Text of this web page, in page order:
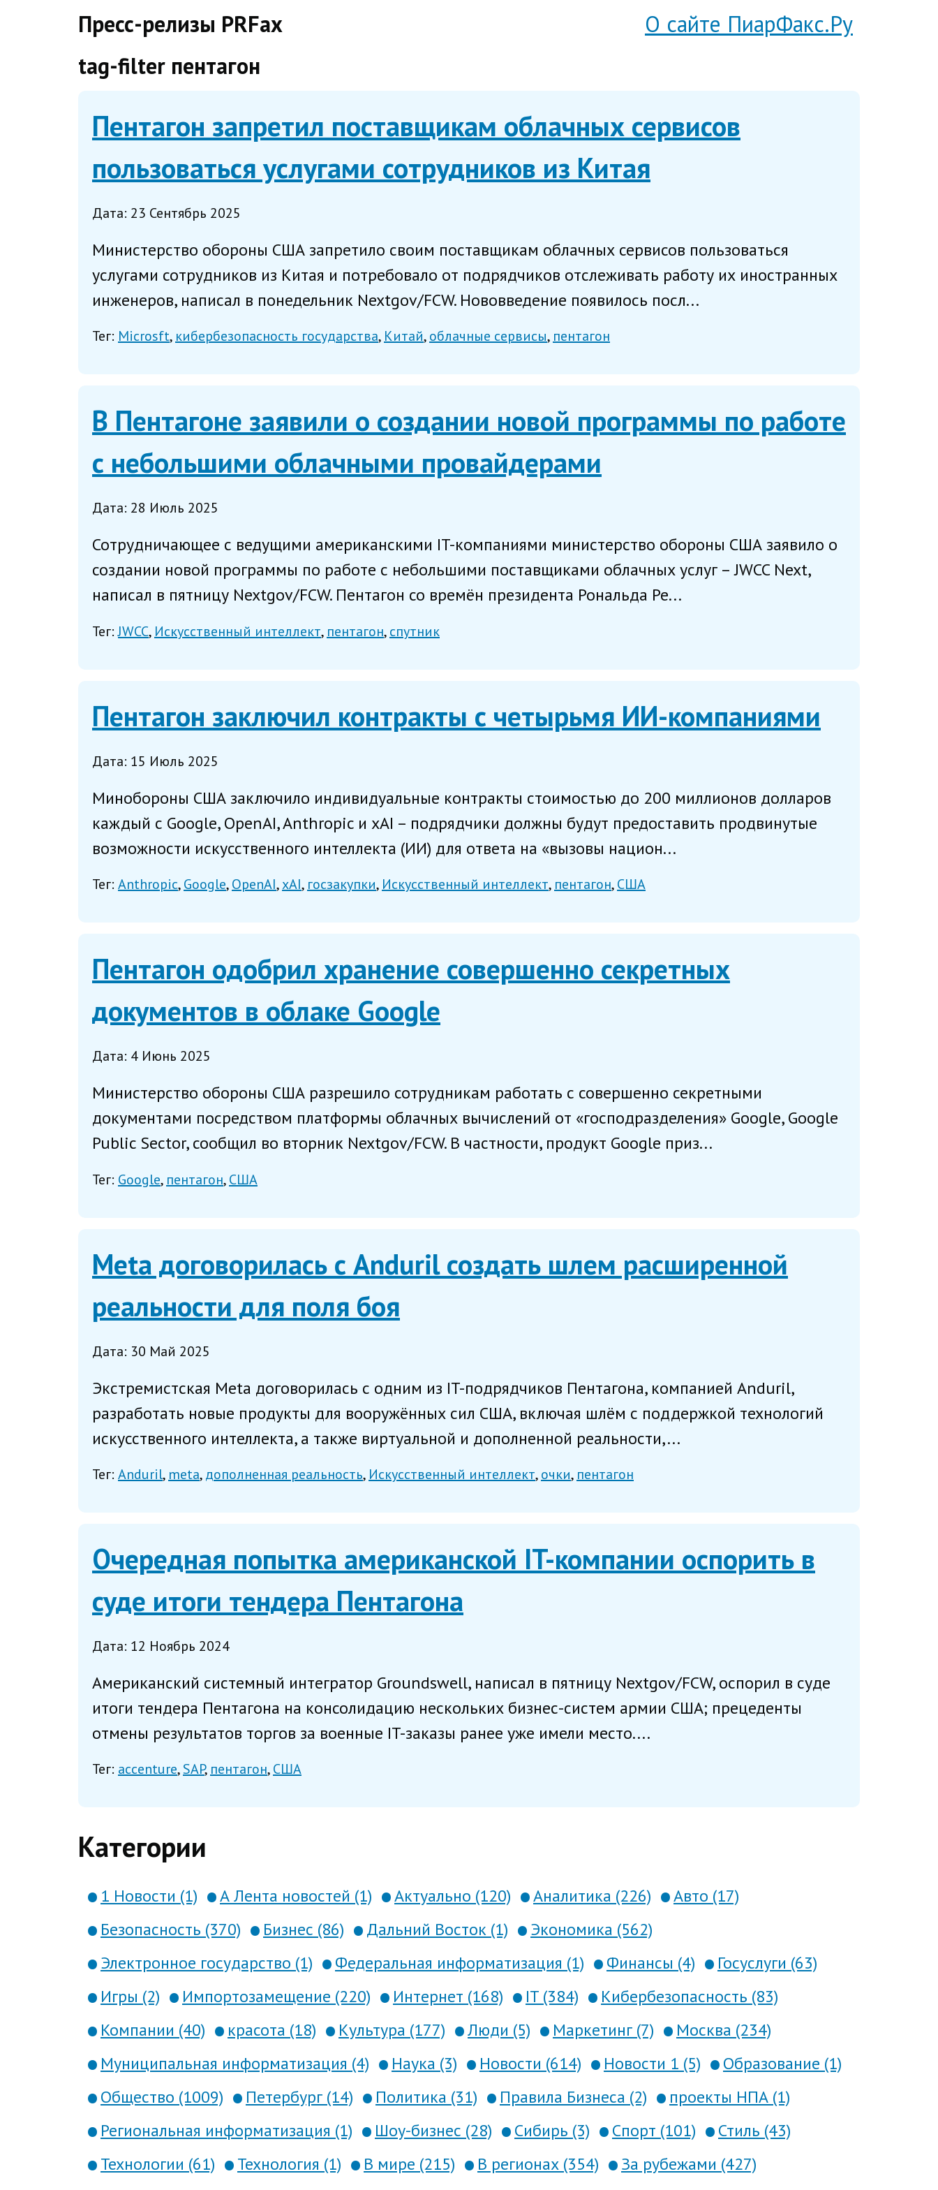
Пресс-релизы PRFax
О сайте ПиарФакс.Ру
tag-filter пентагон
Пентагон запретил поставщикам облачных сервисов
пользоваться услугами сотрудников из Китая
Дата: 23 Сентябрь 2025
Министерство обороны США запретило своим поставщикам облачных сервисов пользоваться
услугами сотрудников из Китая и потребовало от подрядчиков отслеживать работу их иностранных
инженеров, написал в понедельник Nextgov/FCW. Нововведение появилось посл...
Тег: Microsft кибербезопасность государства Китай облачные сервисы пентагон
В Пентагоне заявили о создании новой программы по работе
с небольшими облачными провайдерами
Дата: 28 Июль 2025
Сотрудничающее с ведущими американскими IT-компаниями министерство обороны США заявило о
создании новой программы по работе с небольшими поставщиками облачных услуг – JWCC Next,
написал в пятницу Nextgov/FCW. Пентагон со времён президента Рональда Ре...
Тег: JWCC Искусственный интеллект пентагон спутник
Пентагон заключил контракты с четырьмя ИИ-компаниями
Дата: 15 Июль 2025
Минобороны США заключило индивидуальные контракты стоимостью до 200 миллионов долларов
каждый с Google, OpenAI, Anthropic и xAI – подрядчики должны будут предоставить продвинутые
возможности искусственного интеллекта (ИИ) для ответа на «вызовы национ...
Тег: Anthropic Google OpenAI xAI госзакупки Искусственный интеллект пентагон США
Пентагон одобрил хранение совершенно секретных
документов в облаке Google
Дата: 4 Июнь 2025
Министерство обороны США разрешило сотрудникам работать с совершенно секретными
документами посредством платформы облачных вычислений от «господразделения» Google, Google
Public Sector, сообщил во вторник Nextgov/FCW. В частности, продукт Google приз...
Тег: Google пентагон США
Meta договорилась с Anduril создать шлем расширенной
реальности для поля боя
Дата: 30 Май 2025
Экстремистская Meta договорилась с одним из IT-подрядчиков Пентагона, компанией Anduril,
разработать новые продукты для вооружённых сил США, включая шлём с поддержкой технологий
искусственного интеллекта, а также виртуальной и дополненной реальности,...
Тег: Anduril meta дополненная реальность Искусственный интеллект очки пентагон
Очередная попытка американской IT-компании оспорить в
суде итоги тендера Пентагона
Дата: 12 Ноябрь 2024
Американский системный интегратор Groundswell, написал в пятницу Nextgov/FCW, оспорил в суде
итоги тендера Пентагона на консолидацию нескольких бизнес-систем армии США; прецеденты
отмены результатов торгов за военные IT-заказы ранее уже имели место....
Тег: accenture SAP пентагон США
Категории
1 Новости (1) А Лента новостей (1) Актуально (120) Аналитика (226)
Авто (17)
Безопасность (370)
Бизнес (86) Дальний Восток (1)
Экономика (562)
Электронное государство (1)
Федеральная информатизация (1) Финансы (4)
Госуслуги (63)
Игры (2)
Импортозамещение (220) Интернет (168) IT (384)
Кибербезопасность (83)
Компании (40)
красота (18) Культура (177) Люди (5) Маркетинг (7)
Москва (234)
Муниципальная информатизация (4)
Наука (3) Новости (614) Новости 1 (5)
Образование (1)
Общество (1009)
Петербург (14) Политика (31) Правила Бизнеса (2)
проекты НПА (1)
Региональная информатизация (1)
Шоу-бизнес (28) Сибирь (3) Спорт (101)
Стиль (43)
Технологии (61)
Технология (1) В мире (215) В регионах (354)
За рубежами (427)